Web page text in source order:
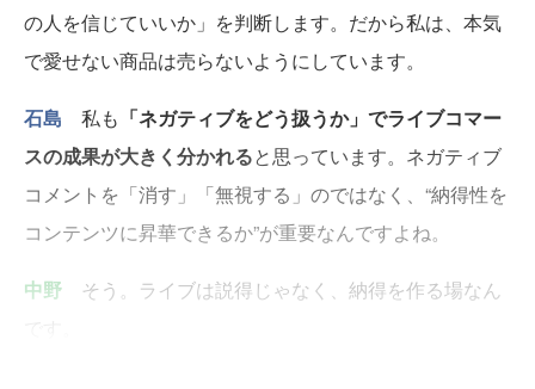
の人を信じていいか」を判断します。だから私は、本気
で愛せない商品は売らないようにしています。
石島 私も 「ネガティブをどう扱うか」でライブコマー
スの成果が大きく分かれると思っています。ネガティブ
コメントを「消す」「無視する」のではなく、“納得性を
コンテンツに昇華できるか”が重要なんですよね。
中野 そう。ライブは説得じゃなく、納得を作る場なん